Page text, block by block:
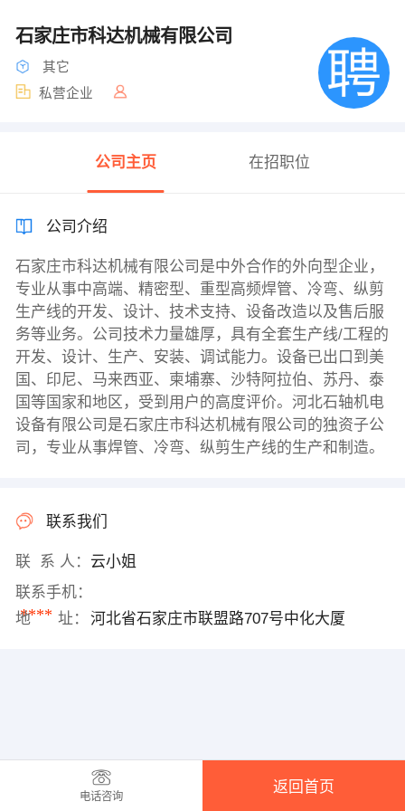
石家庄市科达机械有限公司
其它
私营企业
公司主页 在招职位
公司介绍
石家庄市科达机械有限公司是中外合作的外向型企业，
专业从事中高端、精密型、重型高频焊管、冷弯、纵剪
生产线的开发、设计、技术支持、设备改造以及售后服
务等业务。公司技术力量雄厚，具有全套生产线/工程的
开发、设计、生产、安装、调试能力。设备已出口到美
国、印尼、马来西亚、柬埔寨、沙特阿拉伯、苏丹、泰
国等国家和地区，受到用户的高度评价。河北石轴机电
设备有限公司是石家庄市科达机械有限公司的独资子公
司，专业从事焊管、冷弯、纵剪生产线的生产和制造。
联系我们
联 系 人： 云小姐
联系手机：
****
地 址： 河北省石家庄市联盟路707号中化大厦
电话咨询
返回首页